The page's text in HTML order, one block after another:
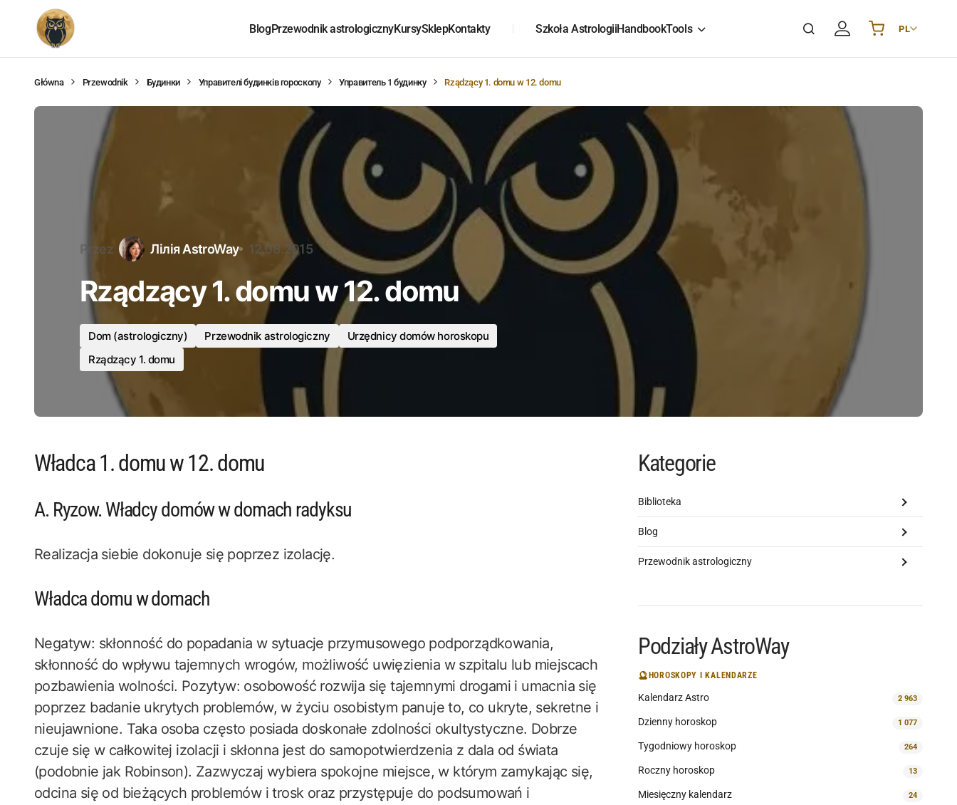
BlogPrzewodnik astrologicznyKursySklepKontakty Szkoła AstrologiiHandbookTools PL
UA Українська
Główna Przewodnik Будинки Управителі будинків гороскопу Управитель 1 будинку Rządzący 1. domu w 12. domu
Przez Лілія AstroWay 12.08.2015
Rządzący 1. domu w 12. domu
Dom (astrologiczny) Przewodnik astrologiczny
Urzędnicy domów horoskopu
Rządzący 1. domu
Władca 1. domu w 12. domu
A. Ryzow. Władcy domów w domach radyksu
Realizacja siebie dokonuje się poprzez izolację.
Władca domu w domach
Negatyw: skłonność do popadania w sytuacje przymusowego podporządkowania,
skłonność do wpływu tajemnych wrogów, możliwość uwięzienia w szpitalu lub miejscach
pozbawienia wolności. Pozytyw: osobowość rozwija się tajemnymi drogami i umacnia się
poprzez badanie ukrytych problemów, w życiu osobistym panuje to, co ukryte, sekretne i
nieujawnione. Taka osoba często posiada doskonałe zdolności okultystyczne. Dobrze
czuje się w całkowitej izolacji i skłonna jest do samopotwierdzenia z dala od świata
(podobnie jak Robinson). Zazwyczaj wybiera spokojne miejsce, w którym zamykając się,
odcina się od bieżących problemów i trosk oraz przystępuje do podsumowań i
Kategorie
Biblioteka
Blog
Przewodnik astrologiczny
Podziały AstroWay
🔮HOROSKOPY I KALENDARZE
Kalendarz Astro 2 963
Dzienny horoskop 1 077
Tygodniowy horoskop 264
Roczny horoskop 13
Miesięczny kalendarz 24